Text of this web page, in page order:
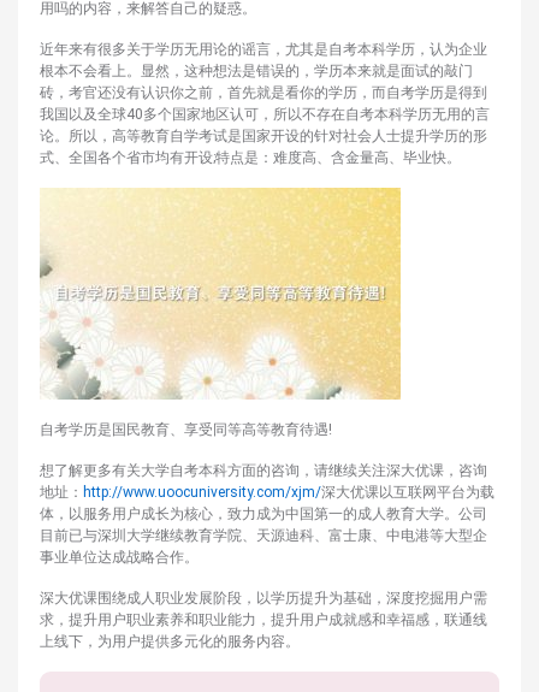
用吗的内容，来解答自己的疑惑。
近年来有很多关于学历无用论的谣言，尤其是自考本科学历，认为企业
根本不会看上。显然，这种想法是错误的，学历本来就是面试的敲门
砖，考官还没有认识你之前，首先就是看你的学历，而自考学历是得到
我国以及全球40多个国家地区认可，所以不存在自考本科学历无用的言
论。所以，高等教育自学考试是国家开设的针对社会人士提升学历的形
式、全国各个省市均有开设;特点是：难度高、含金量高、毕业快。
自考学历是国民教育、享受同等高等教育待遇!
想了解更多有关大学自考本科方面的咨询，请继续关注深大优课，咨询
地址： http://www.uoocuniversity.com/xjm/深大优课以互联网平台为载
体，以服务用户成长为核心，致力成为中国第一的成人教育大学。公司
目前已与深圳大学继续教育学院、天源迪科、富士康、中电港等大型企
事业单位达成战略合作。
深大优课围绕成人职业发展阶段，以学历提升为基础，深度挖掘用户需
求，提升用户职业素养和职业能力，提升用户成就感和幸福感，联通线
上线下，为用户提供多元化的服务内容。